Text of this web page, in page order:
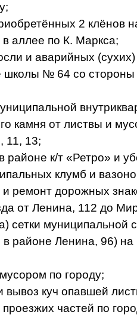
2 клёнов
аллее по К. Маркса;
и аварийных
школы № 64 со
камня от листвы и
11, 13;
районе к/т «Ретро» и
клумб и
и ремонт дорожных
от Ленина, 112 до
сетки муниципальной
районе Ленина, 96) на
по городу;
куч опавшей
частей по